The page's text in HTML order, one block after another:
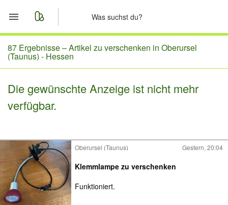
Start
Merkliste
Nachrichten
87 Ergebnisse –Artikel zu verschenken in Oberursel
(Taunus) - Hessen
Die gewünschte Anzeige ist nicht mehr
verfügbar.
Oberursel (Taunus) Gestern, 20:04
Klemmlampe zu verschenken
Funktioniert.